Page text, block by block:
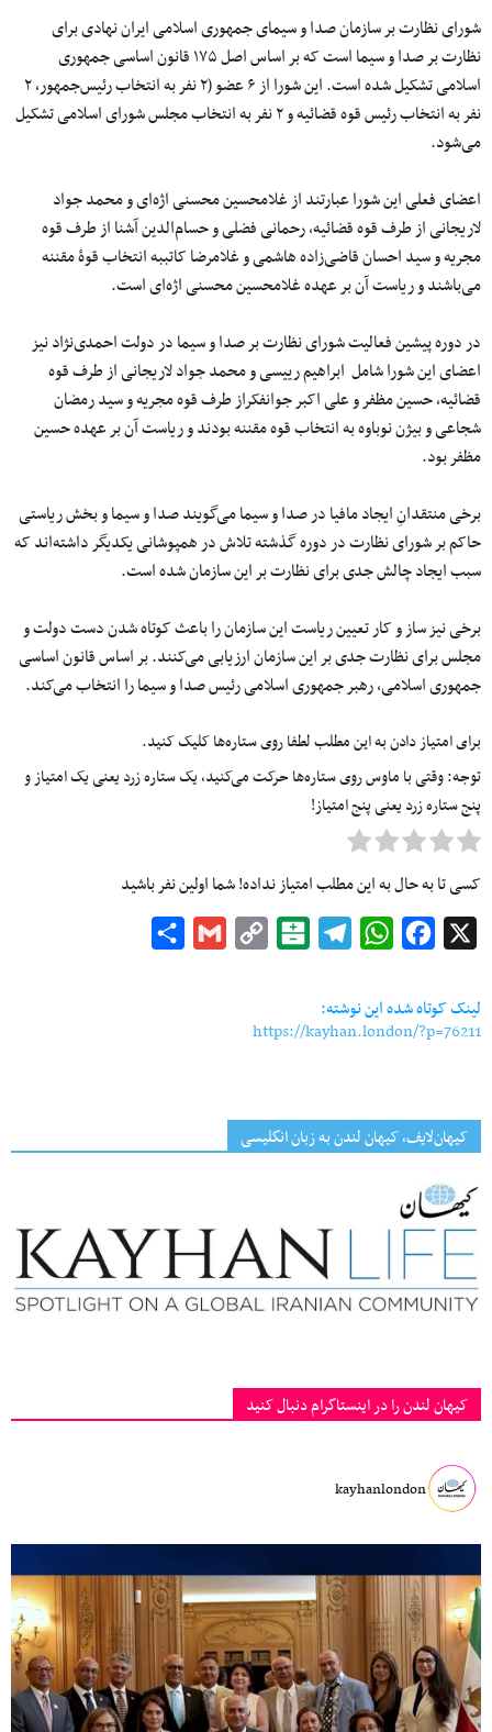
شورای نظارت بر سازمانصداوسیمایجمهوری اسلامی ایران نهادی برای
نظارت برصداوسیمااست که بر اساس اصل۱۷۵قانون اساسی جمهوری
اسلامیتشکیلشده است. این شورا از۶عضو (۲نفر به انتخاب رئیس‌جمهور،۲
نفر به انتخاب رئیس قوه قضائیه و۲نفر به انتخاب مجلس شورای اسلامی تشکیل
می‌شود.
اعضای فعلی این شورا عبارتند از غلامحسین محسنی اژه‌ای ومحمدجواد
لاریجانی از طرف قوه قضائیه، رحمانی فضلی و حسام‌الدین آشنا از طرف قوه
مجریه و سید احسان قاضی‌زاده هاشمی و غلامرضاکاتببهانتخاب قوهٔ مقننه
می‌باشند و ریاست آن بر عهده غلامحسین محسنیاژه‌ایاست.
در دوره پیشین فعالیت شورای نظارت برصداوسیمادر دولتاحمدی‌نژادنیز
اعضای این شورا شامل ابراهیم رییسی ومحمدجوادلاریجانی از طرف قوه
قضائیه، حسین مظفر وعلیاکبرجوانفکرازطرف قوه مجریه و سید رمضان
شجاعی و بیژن نوباوه به انتخاب قوه مقننه بودند و ریاست آن بر عهده حسین
مظفر بود.
برخی منتقدانِ ایجاد مافیا درصداوسیمامی‌گویندصداوسیماو بخش ریاستی
حاکم بر شورای نظارت در دوره گذشته تلاش در همپوشانی یکدیگرداشته‌اندکه
سبب ایجاد چالش جدی برای نظارت بر این سازمان شده است.
برخی نیزسازوکارتعیین ریاست این سازمان را باعث کوتاه شدن دست دولت و
مجلس برای نظارت جدی بر این سازمان ارزیابیمی‌کنند. بر اساس قانون اساسی
جمهوری اسلامی، رهبرجمهوریاسلامی رئیسصداوسیمارا انتخاب می‌کند.
برای امتیاز دادن به این مطلب لطفا روی ستاره‌ها کلیک کنید.
توجه: وقتی با ماوس روی ستاره‌ها حرکت می‌کنید، یک ستاره زرد یعنی یک امتیاز و
پنج ستاره زرد یعنی پنج امتیاز!
کسی تا به حال به این مطلب امتیاز نداده! شما اولین نفر باشید
Facebook
WhatsApp
Telegram
Balatarin
Copy
Gmail
لینک کوتاه شده این نوشته:
https://kayhan.london/?p=76211
کیهان‌لایف، کیهان لندن به زبان انگلیسی
کیهان لندن را در اینستاگرام دنبال کنید
kayhanlondon